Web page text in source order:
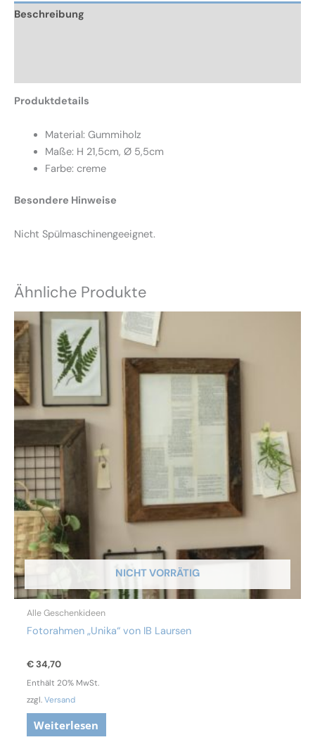
Beschreibung
Produktdetails
Material: Gummiholz
Maße: H 21,5cm, Ø 5,5cm
Farbe: creme
Besondere Hinweise
Nicht Spülmaschinengeeignet.
Ähnliche Produkte
NICHT VORRÄTIG
Alle Geschenkideen
Fotorahmen „Unika“ von IB Laursen
€34,70
Enthält 20% MwSt.
zzgl.Versand
Weiterlesen